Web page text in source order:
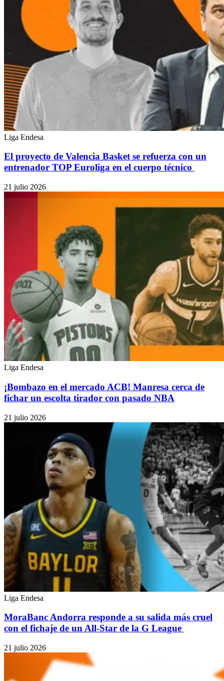
Liga Endesa
El proyecto de Valencia Basket se refuerza con un
entrenador TOP Euroliga en el cuerpo técnico
21 julio 2026
Liga Endesa
¡Bombazo en el mercado ACB! Manresa cerca de
fichar un escolta tirador con pasado NBA
21 julio 2026
Liga Endesa
MoraBanc Andorra responde a su salida más cruel
con el fichaje de un All-Star de la G League
21 julio 2026